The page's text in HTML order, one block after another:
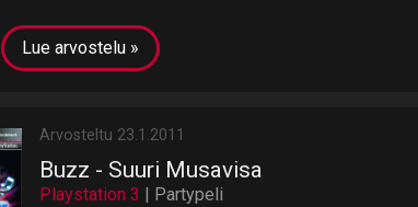
Lue arvostelu »
Arvosteltu 23.1.2011
Buzz - Suuri Musavisa
Playstation 3 | Partypeli